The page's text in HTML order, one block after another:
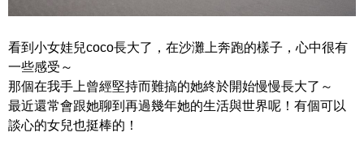
看到小女娃兒coco長大了，在沙灘上奔跑的樣子，心中很有
一些感受～
那個在我手上曾經堅持而難搞的她終於開始慢慢長大了～
最近還常會跟她聊到再過幾年她的生活與世界呢！有個可以
談心的女兒也挺棒的！